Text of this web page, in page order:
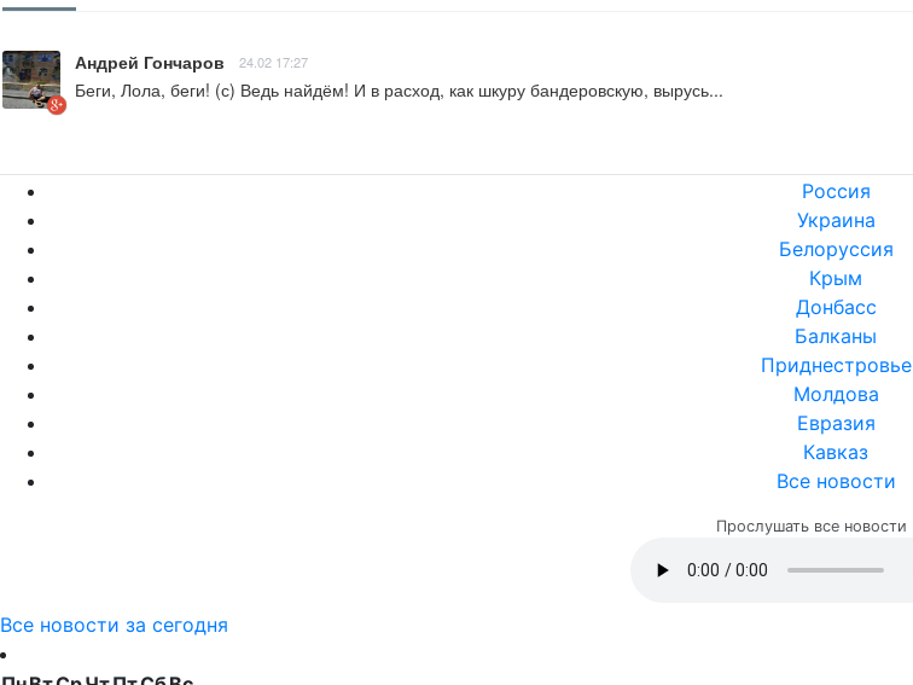
Андрей Гончаров 24.02 17:27
Беги, Лола, беги! (с) Ведь найдём! И в расход, как шкуру бандеровскую, вырусь...
Россия
Украина
Белоруссия
Крым
Донбасс
Балканы
Приднестровье
Молдова
Евразия
Кавказ
Все новости
Прослушать все новости
Все новости за сегодня